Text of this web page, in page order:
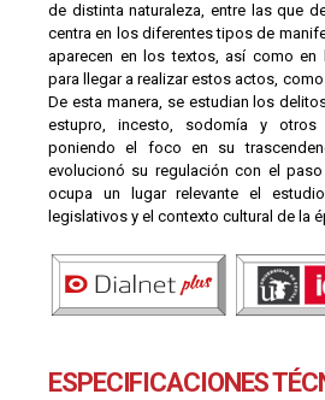
de distinta naturaleza, entre las que
centra en los diferentes tipos de
aparecen en los textos, así como
para llegar a realizar estos actos,
De esta manera, se estudian los
estupro, incesto, sodomía y otros
poniendo el foco en su
evolucionó su regulación con el
ocupa un lugar relevante el
legislativos y el contexto cultural de la
ESPECIFICACIONES